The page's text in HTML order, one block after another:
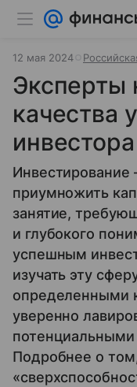
12 мая 2024
Эксперты
качества
инвестора
Инвестирование
приумножить
занятие,
и глубокого
успешным
изучать эту
определенными
уверенно
Подробнее о